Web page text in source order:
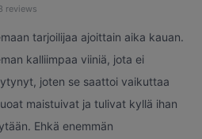
reviews
tarjoilijaa ajoittain aika kauan.
kalliimpaa viiniä, jota ei
joten se saattoi vaikuttaa
maistuivat ja tulivat kyllä ihan
Ehkä enemmän